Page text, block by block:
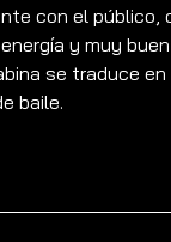
con el público,
y muy
se traduce en
baile.